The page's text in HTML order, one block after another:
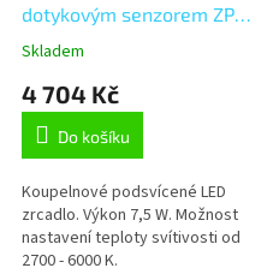
A
dotykovým senzorem ZP
23001V
Skladem
4 704 Kč
Do košíku
Koupelnové podsvícené LED
zrcadlo. Výkon 7,5 W. Možnost
nastavení teploty svítivosti od
2700 - 6000 K.